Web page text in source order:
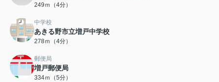
249ｍ（4分）
中学校
あきる野市立増戸中学校
278ｍ（4分）
郵便局
増戸郵便局
334ｍ（5分）